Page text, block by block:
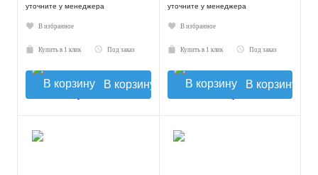
уточните у менеджера
В избранное
Купить в 1 клик Под заказ
В корзину
уточните у менеджера
В избранное
Купить в 1 клик Под заказ
В корзину